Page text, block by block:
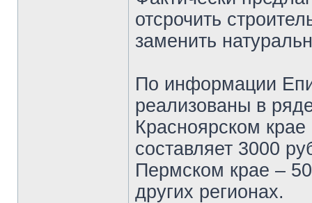
отсрочить
заменить
По информации
реализованы в
Красноярском
составляет 3000
Пермском крае –
других регионах.